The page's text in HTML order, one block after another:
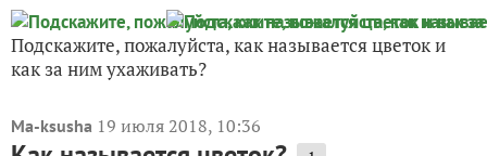
Подскажите, пожалуйста, как называется цветок и
как за ним ухаживать?
Ma-ksusha 19 июля 2018, 10:36